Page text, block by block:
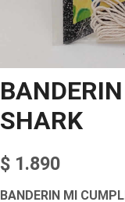
SHARK
$ 1.890
BANDERIN MI